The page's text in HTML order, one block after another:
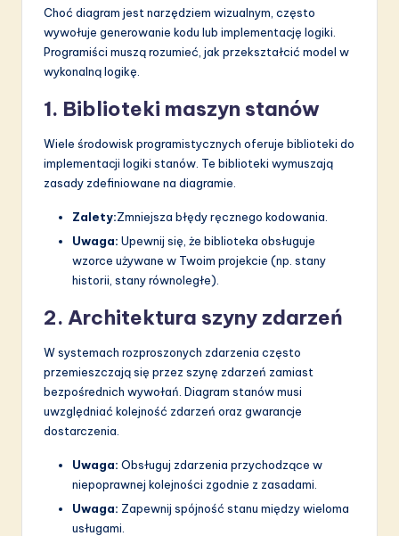
Choć diagram jest narzędziem wizualnym, często
wywołuje generowanie kodu lub implementację logiki.
Programiści muszą rozumieć, jak przekształcić model w
wykonalną logikę.
1. Biblioteki maszyn stanów
Wiele środowisk programistycznych oferuje biblioteki do
implementacji logiki stanów. Te biblioteki wymuszają
zasady zdefiniowane na diagramie.
Zalety:Zmniejsza błędy ręcznego kodowania.
Uwaga: Upewnij się, że biblioteka obsługuje
wzorce używane w Twoim projekcie (np. stany
historii, stany równoległe).
2. Architektura szyny zdarzeń
W systemach rozproszonych zdarzenia często
przemieszczają się przez szynę zdarzeń zamiast
bezpośrednich wywołań. Diagram stanów musi
uwzględniać kolejność zdarzeń oraz gwarancje
dostarczenia.
Uwaga: Obsługuj zdarzenia przychodzące w
niepoprawnej kolejności zgodnie z zasadami.
Uwaga: Zapewnij spójność stanu między wieloma
usługami.